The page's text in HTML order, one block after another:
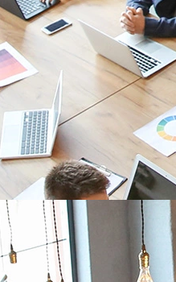
solution
plus
notre gamme complète de
IoT
plus
et maintenir
opérationnelles
plus